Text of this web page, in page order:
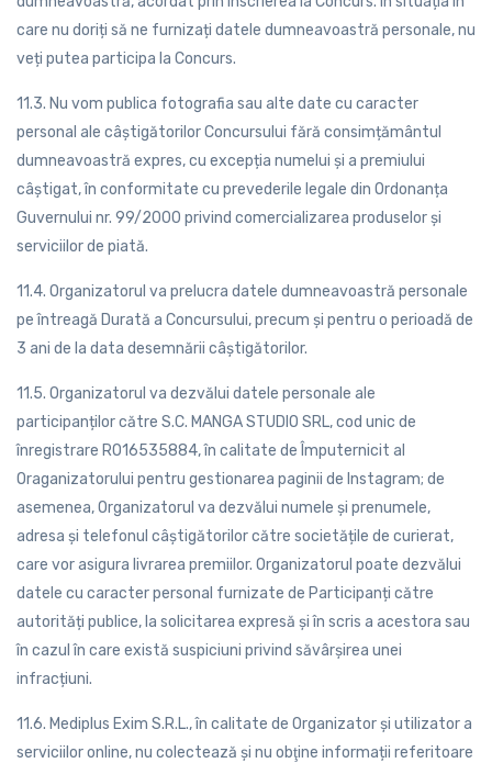
care nu doriți să ne furnizați datele dumneavoastră personale, nu
veți putea participa la Concurs.
11.3. Nu vom publica fotografia sau alte date cu caracter
personal ale câștigătorilor Concursului fără consimțământul
dumneavoastră expres, cu excepția numelui și a premiului
câștigat, în conformitate cu prevederile legale din Ordonanța
Guvernului nr. 99/2000 privind comercializarea produselor și
serviciilor de piată.
11.4. Organizatorul va prelucra datele dumneavoastră personale
pe întreagă Durată a Concursului, precum și pentru o perioadă de
3 ani de la data desemnării câștigătorilor.
11.5. Organizatorul va dezvălui datele personale ale
participanților către S.C. MANGA STUDIO SRL, cod unic de
înregistrare RO16535884, în calitate de Împuternicit al
Oraganizatorului pentru gestionarea paginii de Instagram; de
asemenea, Organizatorul va dezvălui numele și prenumele,
adresa și telefonul câștigătorilor către societățile de curierat,
care vor asigura livrarea premiilor. Organizatorul poate dezvălui
datele cu caracter personal furnizate de Participanți către
autorități publice, la solicitarea expresă și în scris a acestora sau
în cazul în care există suspiciuni privind săvârșirea unei
infracțiuni.
11.6. Mediplus Exim S.R.L., în calitate de Organizator și utilizator a
serviciilor online, nu colectează și nu obţine informații referitoare